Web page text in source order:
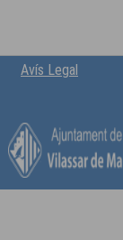
Avís Legal